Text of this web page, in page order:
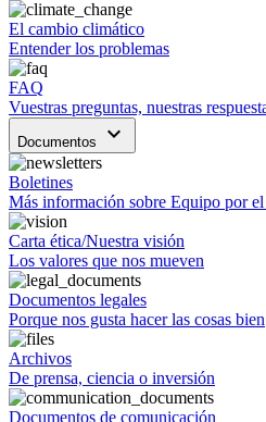
El cambio climático
Entender los problemas
FAQ
Vuestras preguntas, nuestras
Documentos keyboard_arrow_down
Boletines
Más información sobre Equipo por el
Carta ética/Nuestra visión
Los valores que nos mueven
Documentos legales
Porque nos gusta hacer las cosas bien
Archivos
De prensa, ciencia o inversión
Documentos de comunicación